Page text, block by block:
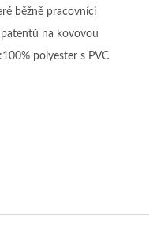
běžně pracovníci
na kovovou
polyester s PVC